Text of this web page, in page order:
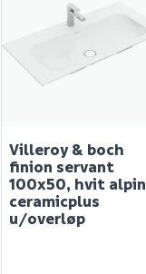
Villeroy & boch
finion servant
100x50, hvit alpin
ceramicplus
u/overløp